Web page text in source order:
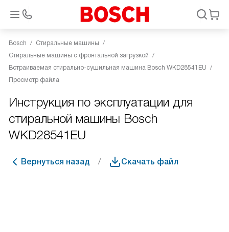
Bosch
Стиральные машины
Стиральные машины с фронтальной загрузкой
Встраиваемая стирально-сушильная машина Bosch WKD28541EU
Просмотр файла
Инструкция по эксплуатации для
стиральной машины Bosch
WKD28541EU
Вернуться назад Скачать файл